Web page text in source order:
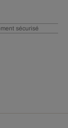
sécurisé